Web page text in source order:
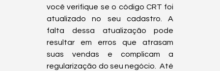
você verifique se o código CRT foi
atualizado no seu cadastro. A
falta dessa atualização pode
resultar em erros que atrasam
suas vendas e complicam a
regularização do seu negócio.  Até